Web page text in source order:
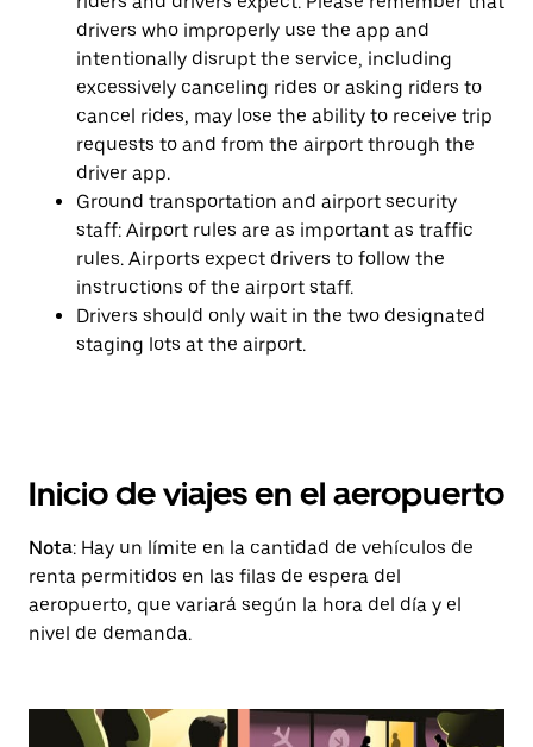
drivers who improperly use the app and
intentionally disrupt the service, including
excessively canceling rides or asking riders to
cancel rides, may lose the ability to receive trip
requests to and from the airport through the
driver app.
Ground transportation and airport security
staff: Airport rules are as important as traffic
rules. Airports expect drivers to follow the
instructions of the airport staff.
Drivers should only wait in the two designated
staging lots at the airport.
Inicio de viajes en el aeropuerto
Nota: Hay un límite en la cantidad de vehículos de
renta permitidos en las filas de espera del
aeropuerto, que variará según la hora del día y el
nivel de demanda.